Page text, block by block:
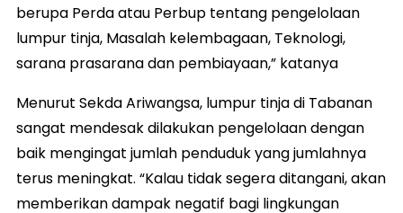
berupa Perda atau Perbup tentang pengelolaan
lumpur tinja, Masalah kelembagaan, Teknologi,
sarana prasarana dan pembiayaan,” katanya
Menurut Sekda Ariwangsa, lumpur tinja di Tabanan
sangat mendesak dilakukan pengelolaan dengan
baik mengingat jumlah penduduk yang jumlahnya
terus meningkat. “Kalau tidak segera ditangani, akan
memberikan dampak negatif bagi lingkungan